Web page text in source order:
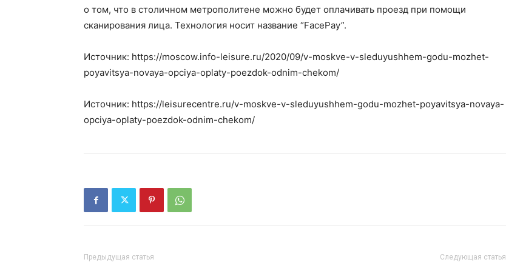
о том, что в столичном метрополитене можно будет оплачивать проезд при помощи
сканирования лица. Технология носит название “FacePay”.
Источник: https://moscow.info-leisure.ru/2020/09/v-moskve-v-sleduyushhem-godu-mozhet-
poyavitsya-novaya-opciya-oplaty-poezdok-odnim-chekom/
Источник: https://leisurecentre.ru/v-moskve-v-sleduyushhem-godu-mozhet-poyavitsya-novaya-
opciya-oplaty-poezdok-odnim-chekom/
Предыдущая статья Следующая статья